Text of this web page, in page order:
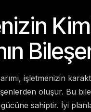
işletmenizin
oluşur. Bu
sahiptir. İyi